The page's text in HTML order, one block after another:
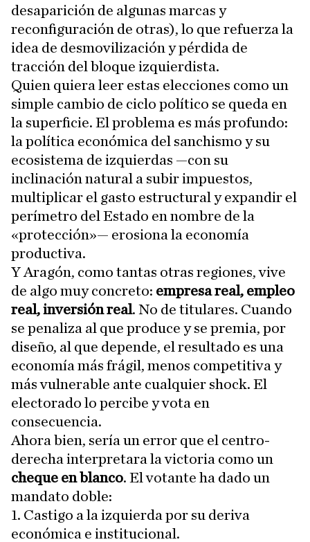
desaparición de algunas marcas y
reconfiguración de otras), lo que refuerza la
idea de desmovilización y pérdida de
tracción del bloque izquierdista.
Quien quiera leer estas elecciones como un
simple cambio de ciclo político se queda en
la superficie. El problema es más profundo:
la política económica del sanchismo y su
ecosistema de izquierdas —con su
inclinación natural a subir impuestos,
multiplicar el gasto estructural y expandir el
perímetro del Estado en nombre de la
«protección»— erosiona la economía
productiva.
Y Aragón, como tantas otras regiones, vive
de algo muy concreto: empresa real, empleo
real, inversión real. No de titulares. Cuando
se penaliza al que produce y se premia, por
diseño, al que depende, el resultado es una
economía más frágil, menos competitiva y
más vulnerable ante cualquier shock. El
electorado lo percibe y vota en
consecuencia.
Ahora bien, sería un error que el centro-
derecha interpretara la victoria como un
cheque en blanco. El votante ha dado un
mandato doble:
1. Castigo a la izquierda por su deriva
económica e institucional.